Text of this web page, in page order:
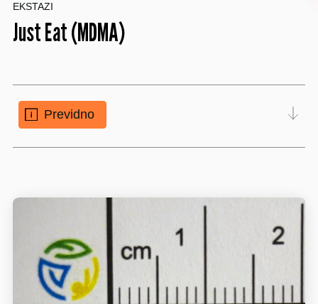
EKSTAZI
Just Eat (MDMA)
Previdno